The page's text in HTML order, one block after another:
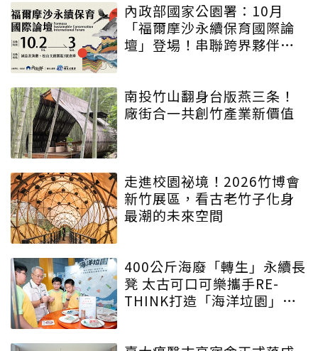
內政部國家公園署：10月
「福爾摩沙永續保育國際論
壇」登場！串聯跨界夥伴與
南投竹山翻身台版燕三条！
廠街合一共創竹產業新價值
走進校園祕境！2026竹博會
新竹展區，看古老竹子化身
最潮的未來空間
400公斤海廢「轉生」永續長
凳 太古可口可樂攜手RE-
THINK打造「海洋垃園」特